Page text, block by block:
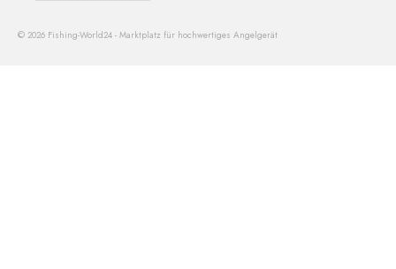
© 2026 Fishing-World24 - Marktplatz für hochwertiges Angelgerät